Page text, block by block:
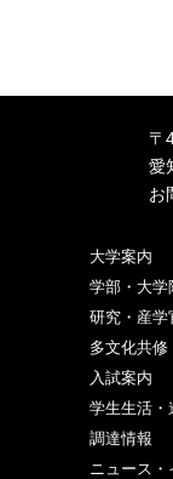
〒
愛
お
大学案内
学部・大学
研究・産学
多文化共修
入試案内
学生生活・
調達情報
ニュース・